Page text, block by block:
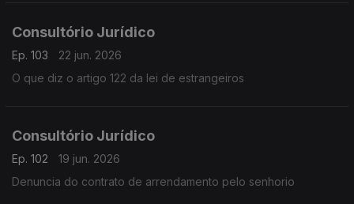
Consultório Jurídico
Ep. 103
22 jun. 2026
O que diz o artigo 122 da lei de estrangeiros
Consultório Jurídico
Ep. 102
19 jun. 2026
Denuncia do contrato de arrendamento pelo senhorio